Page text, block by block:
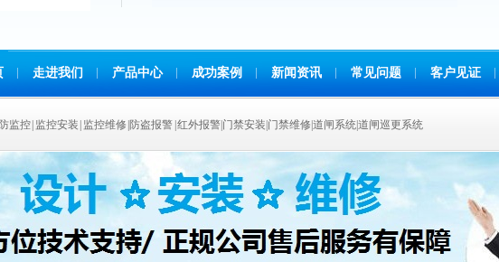
走进我们 产品中心 成功案例 新闻资讯 常见问题 客户见证
监控 | 监控安装 | 监控维修 |防盗报警 | 红外报警|门禁安装|门禁维修|道闸系统|道闸巡更系统